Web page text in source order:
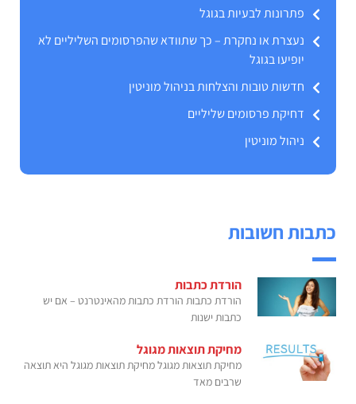
פתרונות לבעיות בגוגל
נעצרת או נחקרת – כך שתוודא שהפרסומים השליליים לא
יופיעו בגוגל
חדשות טובות והצלחות בניהול מוניטין
דחיקת פרסומים שליליים
ניהול מוניטין
כתבות חשובות
הורדת כתבות
הורדת כתבות הורדת כתבות מהאינטרנט – אם יש
כתבות ישנות
מחיקת תוצאות מגוגל
מחיקת תוצאות מגוגל מחיקת תוצאות מגוגל היא תוצאה
שרבים מאד